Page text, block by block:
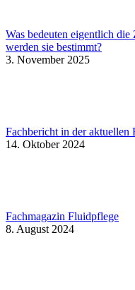
Was bedeuten eigentlich
werden sie bestimmt?​
3. November 2025
Fachbericht in der aktuellen
14. Oktober 2024
Fachmagazin Fluidpflege
8. August 2024